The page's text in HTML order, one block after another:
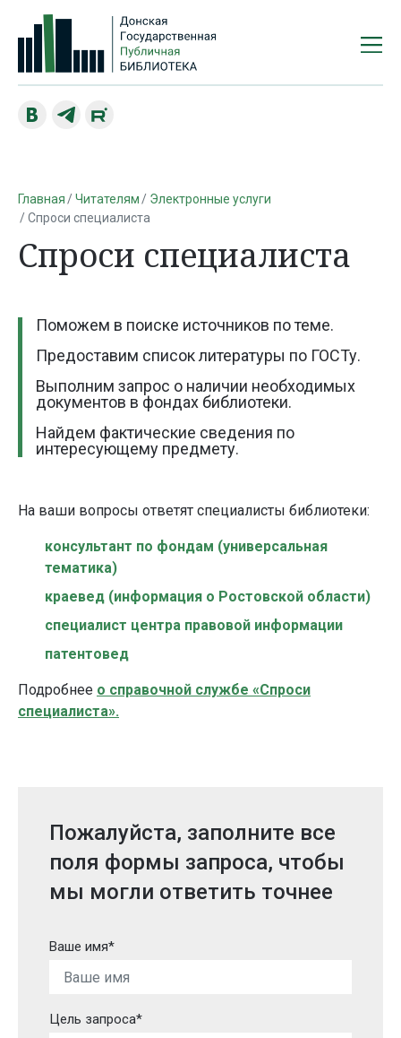
Главная Читателям
Электронные услуги
Спроси специалиста
Спроси специалиста
Поможем в поиске источников по теме.
Предоставим список литературы по ГОСТу.
Выполним запрос о наличии необходимых
документов в фондах библиотеки.
Найдем фактические сведения по
интересующему предмету.
На ваши вопросы ответят специалисты библиотеки:
консультант по фондам (универсальная
тематика)
краевед (информация о Ростовской области)
специалист центра правовой информации
патентовед
Подробнее о справочной службе «Спроси
специалиста».
Пожалуйста, заполните все
поля формы запроса, чтобы
мы могли ответить точнее
Ваше имя*
Цель запроса*